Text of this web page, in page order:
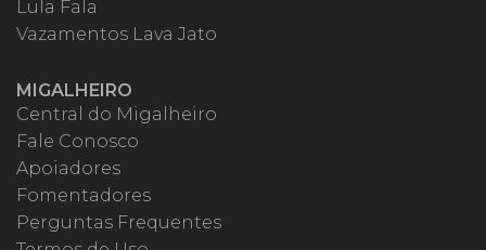
Lula Fala
Vazamentos Lava Jato
MIGALHEIRO
Central do Migalheiro
Fale Conosco
Apoiadores
Fomentadores
Perguntas Frequentes